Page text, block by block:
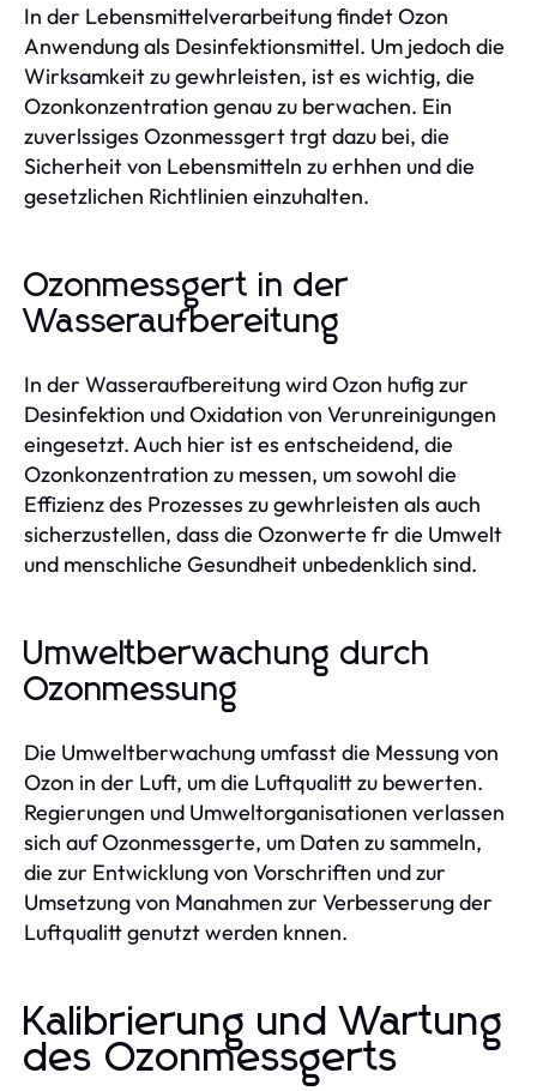
In der Lebensmittelverarbeitung findet Ozon
Anwendung als Desinfektionsmittel. Um jedoch die
Wirksamkeit zu gewhrleisten, ist es wichtig, die
Ozonkonzentration genau zu berwachen. Ein
zuverlssiges Ozonmessgert trgt dazu bei, die
Sicherheit von Lebensmitteln zu erhhen und die
gesetzlichen Richtlinien einzuhalten.
Ozonmessgert in der
Wasseraufbereitung
In der Wasseraufbereitung wird Ozon hufig zur
Desinfektion und Oxidation von Verunreinigungen
eingesetzt. Auch hier ist es entscheidend, die
Ozonkonzentration zu messen, um sowohl die
Effizienz des Prozesses zu gewhrleisten als auch
sicherzustellen, dass die Ozonwerte fr die Umwelt
und menschliche Gesundheit unbedenklich sind.
Umweltberwachung durch
Ozonmessung
Die Umweltberwachung umfasst die Messung von
Ozon in der Luft, um die Luftqualitt zu bewerten.
Regierungen und Umweltorganisationen verlassen
sich auf Ozonmessgerte, um Daten zu sammeln,
die zur Entwicklung von Vorschriften und zur
Umsetzung von Manahmen zur Verbesserung der
Luftqualitt genutzt werden knnen.
Kalibrierung und Wartung
des Ozonmessgerts